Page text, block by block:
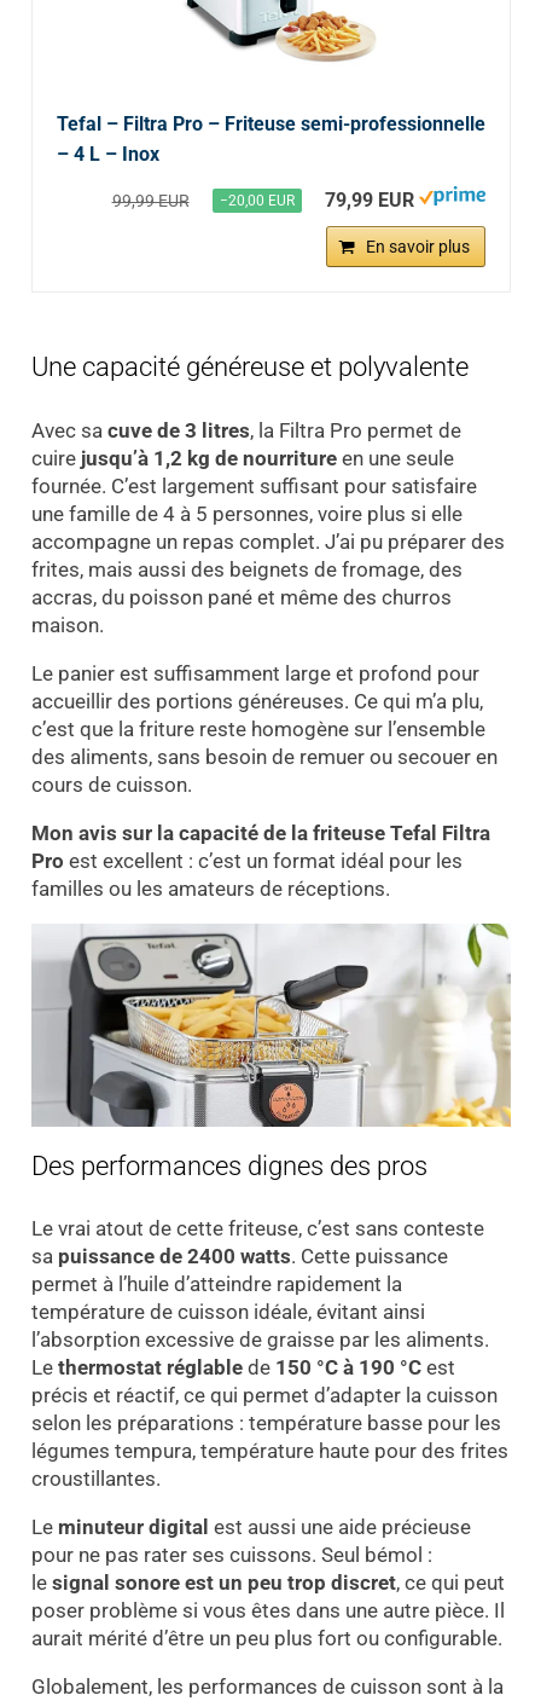
Tefal – Filtra Pro – Friteuse semi-professionnelle
– 4 L – Inox
99,99 EUR −20,00 EUR 79,99 EUR
En savoir plus
Une capacité généreuse et polyvalente
Avec sa cuve de 3 litres, la Filtra Pro permet de
cuire jusqu’à 1,2 kg de nourritureen une seule
fournée. C’est largement suffisant pour satisfaire
une famille de 4 à 5 personnes, voire plus si elle
accompagne un repas complet. J’ai pu préparer des
frites, mais aussi des beignets de fromage, des
accras, du poisson pané et même des churros
maison.
Le panier est suffisamment large et profond pour
accueillir des portions généreuses. Ce qui m’a plu,
c’est que la friture reste homogène sur l’ensemble
des aliments, sans besoin de remuer ou secouer en
cours de cuisson.
Mon avis sur la capacité de la friteuse Tefal Filtra
Pro est excellent : c’est un format idéal pour les
familles ou les amateurs de réceptions.
Des performances dignes des pros
Le vrai atout de cette friteuse, c’est sans conteste
sa puissance de 2400 watts. Cette puissance
permet à l’huile d’atteindre rapidement la
température de cuisson idéale, évitant ainsi
l’absorption excessive de graisse par les aliments.
Le thermostat réglablede 150 °C à 190 °Cest
précis et réactif, ce qui permet d’adapter la cuisson
selon les préparations : température basse pour les
légumes tempura, température haute pour des frites
croustillantes.
Le minuteur digital est aussi une aide précieuse
pour ne pas rater ses cuissons. Seul bémol :
le signal sonore est un peu trop discret, ce qui peut
poser problème si vous êtes dans une autre pièce. Il
aurait mérité d’être un peu plus fort ou configurable.
Globalement, les performances de cuisson sont à la